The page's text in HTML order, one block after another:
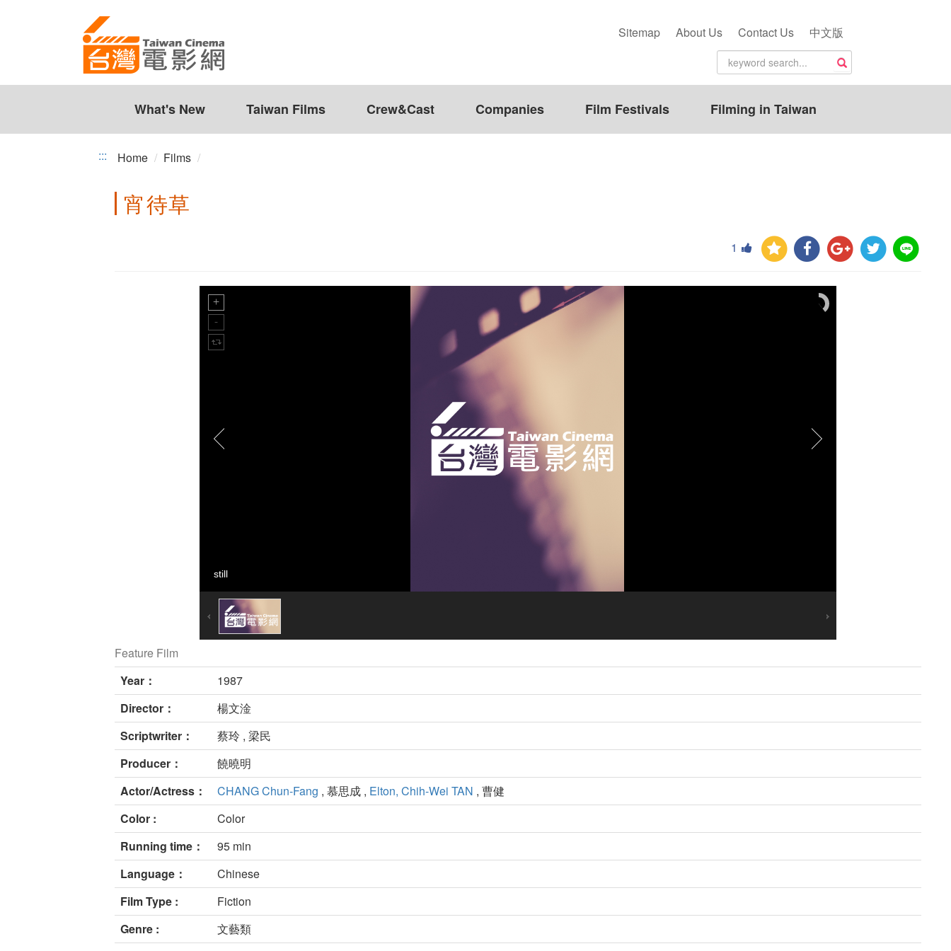
Cinema Sitemap About Us Contact Us 中文版
What's New Taiwan Films Crew&Cast Companies Film Festivals Filming in Taiwan
::: Home Films
宵待草
1
still
Feature Film
Year：
1987
Director：
楊文淦
Scriptwriter：
蔡玲 , 梁民
Producer：
饒曉明
Actor/Actress：
CHANG Chun-Fang , 慕思成 , Elton, Chih-Wei TAN , 曹健
Color :
Color
Running time：
95 min
Language：
Chinese
Film Type :
Fiction
Genre :
文藝類